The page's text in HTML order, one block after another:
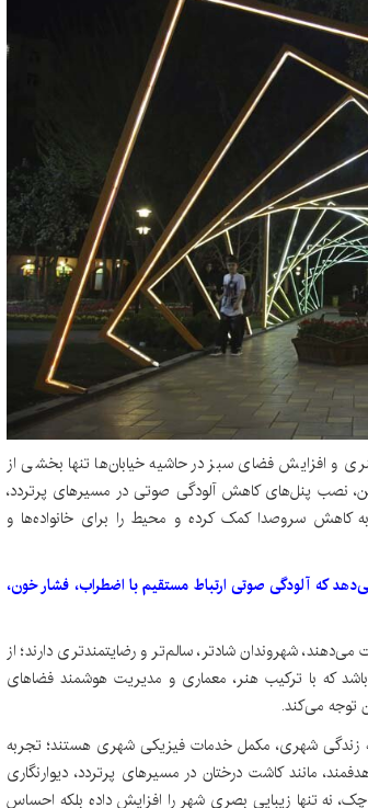
و افزایش فضای سبز در حاشیه خیابان‌ها تنها بخشی از
نصب پنل‌های کاهش آلودگی صوتی در مسیرهای پرتردد،
کاهش سروصدا کمک کرده و محیط را برای خانواده‌ها و
که آلودگی صوتی ارتباط مستقیم با اضطراب، فشار خون،
شهروندان شادتر، سالم‌تر و رضایتمندتری دارند؛ از
که با ترکیب هنر، معماری و مدیریت هوشمند فضاهای
توجه می‌کند.
زندگی شهری، مکمل خدمات فیزیکی شهری هستند؛ تجربه
مانند کاشت درختان در مسیرهای پرتردد، دیوارنگاری
نه تنها زیبایی بصری شهر را افزایش داده بلکه احساس